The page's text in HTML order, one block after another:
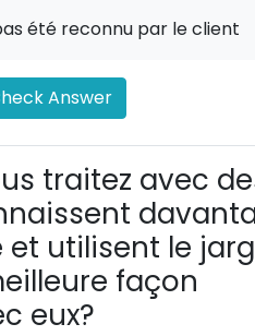
été reconnu par le client
Answer
traitez avec
utilisent le
façon
eux?